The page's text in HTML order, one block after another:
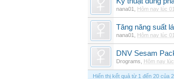
nana01 Hôm nay lúc
Tăng năng suất
nana01 Hôm nay lúc
DNV Sesam
Drograms Hôm nay
Hiển thị kết quả từ 1 đến 20 của